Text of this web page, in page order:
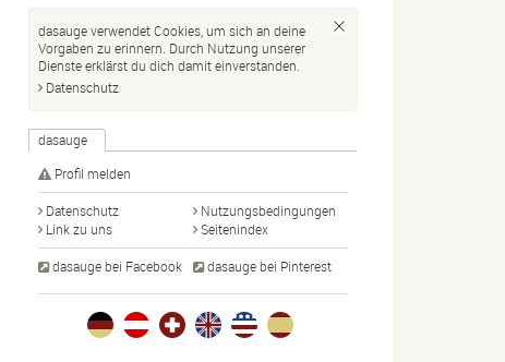
dasauge verwendet Cookies, um sich an deine
Vorgaben zu erinnern. Durch Nutzung unserer
Dienste erklärst du dich damit einverstanden.
Datenschutz
dasauge
Profil melden
Datenschutz
Nutzungsbedingungen
Link zu uns
Seitenindex
dasauge bei Facebook dasauge bei Pinterest